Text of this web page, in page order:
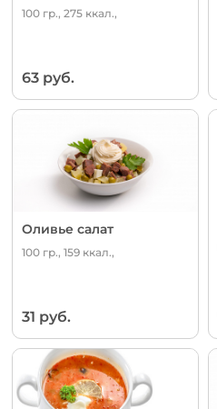
100 гр., 275 ккал.,
63 руб.
Оливье салат
100 гр., 159 ккал.,
31 руб.